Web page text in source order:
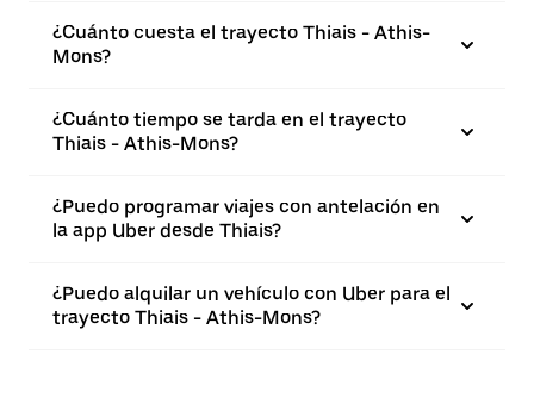
¿Cuánto cuesta el trayecto Thiais - Athis-
Mons?
¿Cuánto tiempo se tarda en el trayecto
Thiais - Athis-Mons?
¿Puedo programar viajes con antelación en
la app Uber desde Thiais?
¿Puedo alquilar un vehículo con Uber para el
trayecto Thiais - Athis-Mons?